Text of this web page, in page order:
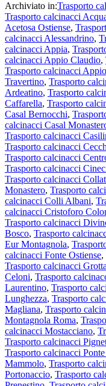
Archiviato in:Trasporto
Trasporto calcinacci
Acetosa Ostiense,
calcinacci Alessandrino,
calcinacci Appia,
calcinacci Appio Claudio,
Trasporto calcinacci
Travertino, Trasporto
Ardeatino, Trasporto
Caffarella, Trasporto
Casal Bernocchi,
calcinacci Casal
Trasporto calcinacci
Trasporto calcinacci
Trasporto calcinacci
Trasporto calcinacci
Trasporto calcinacci
Monastero, Trasporto
calcinacci Colli Albani,
calcinacci Cristoforo
Trasporto calcinacci
Bosco, Trasporto
Eur Montagnola,
calcinacci Fonte Ostiense,
Trasporto calcinacci
Celoni, Trasporto
Laurentino, Trasporto
Lunghezza, Trasporto
Magliana, Trasporto
Montagnola Roma,
calcinacci Mostacciano,
Trasporto calcinacci
Trasporto calcinacci
Mammolo, Trasporto
Portonaccio, Trasporto